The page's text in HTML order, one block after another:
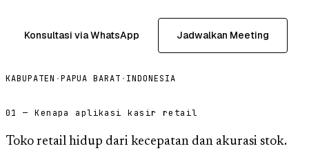
Konsultasi via WhatsApp Jadwalkan Meeting
KABUPATEN ·PAPUA BARAT · INDONESIA
01 — Kenapa aplikasi kasir retail
Toko retail hidup dari kecepatan dan akurasi stok.